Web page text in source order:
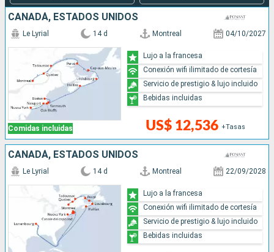
CANADÁ, ESTADOS UNIDOS
Comidas incluidas
Le Lyrial 14 d Montreal 04/10/2027
US$ 12,536 +Tasas
Lujo a la francesa
Conexión wifi ilimitado de cortesía
Servicio de prestigio & lujo incluido
Bebidas incluidas
CANADÁ, ESTADOS UNIDOS
Le Lyrial 14 d Montreal 22/09/2028
Lujo a la francesa
Conexión wifi ilimitado de cortesía
Servicio de prestigio & lujo incluido
Bebidas incluidas